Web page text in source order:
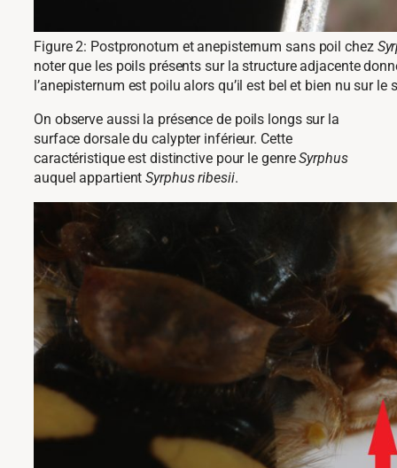
Figure 2: Postpronotum et anepisternum sans poil chez
noter que les poils présents sur la structure adjacente
l’anepisternum est poilu alors qu’il est bel et bien nu sur le
On observe aussi la présence de poils longs sur la
surface dorsale du calypter inférieur. Cette
caractéristique est distinctive pour le genreSyrphus
auquel appartientSyrphus ribesii.